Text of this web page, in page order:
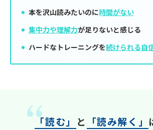
本を沢山読みたいのに時間がない
集中力や理解力が足りないと感じる
ハードなトレーニングを続けられる自
「読む」 と 「読み解く」